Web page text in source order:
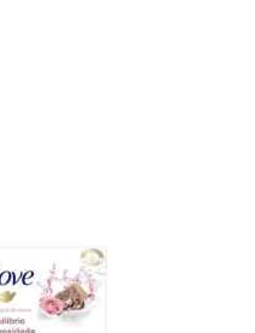
excelente opção para o